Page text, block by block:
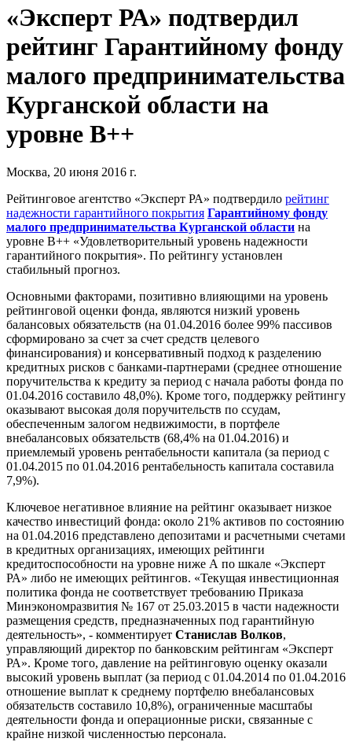
«Эксперт РА» подтвердил
рейтинг Гарантийному фонду
малого предпринимательства
Курганской области на
уровне B++
Москва, 20 июня 2016 г.
Рейтинговое агентство «Эксперт РА» подтвердило рейтинг
надежности гарантийного покрытия Гарантийному фонду
малого предпринимательства Курганской области на
уровне B++ «Удовлетворительный уровень надежности
гарантийного покрытия». По рейтингу установлен
стабильный прогноз.
Основными факторами, позитивно влияющими на уровень
рейтинговой оценки фонда, являются низкий уровень
балансовых обязательств (на 01.04.2016 более 99% пассивов
сформировано за счет за счет средств целевого
финансирования) и консервативный подход к разделению
кредитных рисков с банками-партнерами (среднее отношение
поручительства к кредиту за период с начала работы фонда по
01.04.2016 составило 48,0%). Кроме того, поддержку рейтингу
оказывают высокая доля поручительств по ссудам,
обеспеченным залогом недвижимости, в портфеле
внебалансовых обязательств (68,4% на 01.04.2016) и
приемлемый уровень рентабельности капитала (за период с
01.04.2015 по 01.04.2016 рентабельность капитала составила
7,9%).
Ключевое негативное влияние на рейтинг оказывает низкое
качество инвестиций фонда: около 21% активов по состоянию
на 01.04.2016 представлено депозитами и расчетными счетами
в кредитных организациях, имеющих рейтинги
кредитоспособности на уровне ниже А по шкале «Эксперт
РА» либо не имеющих рейтингов. «Текущая инвестиционная
политика фонда не соответствует требованию Приказа
Минэкономразвития № 167 от 25.03.2015 в части надежности
размещения средств, предназначенных под гарантийную
деятельность», - комментирует Станислав Волков,
управляющий директор по банковским рейтингам «Эксперт
РА». Кроме того, давление на рейтинговую оценку оказали
высокий уровень выплат (за период с 01.04.2014 по 01.04.2016
отношение выплат к среднему портфелю внебалансовых
обязательств составило 10,8%), ограниченные масштабы
деятельности фонда и операционные риски, связанные с
крайне низкой численностью персонала.